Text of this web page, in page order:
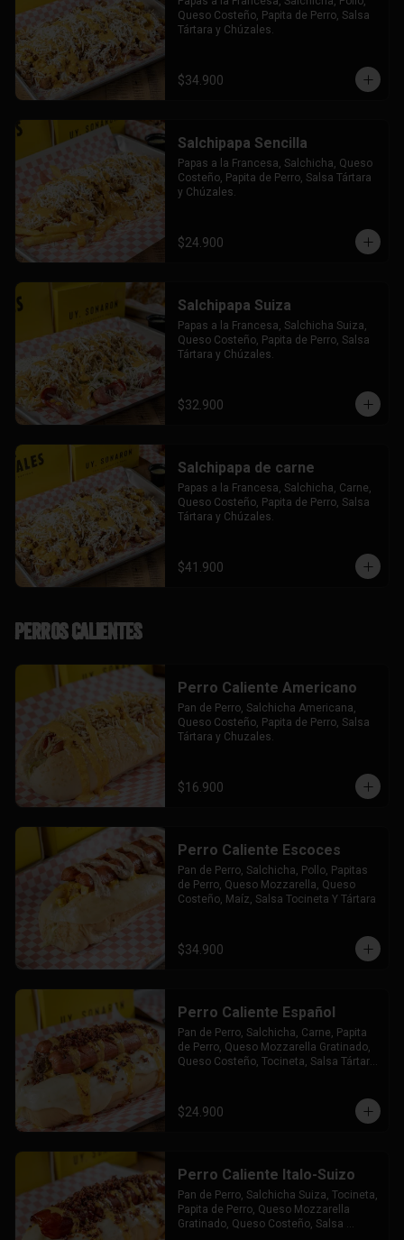
Queso Costeño, Papita de Perro, Salsa
Tártara y Chúzales.
$34.900
Salchipapa Sencilla
Papas a la Francesa, Salchicha, Queso
Costeño, Papita de Perro, Salsa Tártara
y Chúzales.
$24.900
Salchipapa Suiza
Papas a la Francesa, Salchicha Suiza,
Queso Costeño, Papita de Perro, Salsa
Tártara y Chúzales.
$32.900
Salchipapa de carne
Papas a la Francesa, Salchicha, Carne,
Queso Costeño, Papita de Perro, Salsa
Tártara y Chúzales.
$41.900
Perros Calientes
Perro Caliente Americano
Pan de Perro, Salchicha Americana,
Queso Costeño, Papita de Perro, Salsa
Tártara y Chuzales.
$16.900
Perro Caliente Escoces
Pan de Perro, Salchicha, Pollo, Papitas
de Perro, Queso Mozzarella, Queso
Costeño, Maíz, Salsa Tocineta Y Tártara
$34.900
Perro Caliente Español
Pan de Perro, Salchicha, Carne, Papita
de Perro, Queso Mozzarella Gratinado,
Queso Costeño, Tocineta, Salsa Tártara
$24.900
Perro Caliente Italo-Suizo
Pan de Perro, Salchicha Suiza, Tocineta,
Papita de Perro, Queso Mozzarella
Gratinado, Queso Costeño, Salsa